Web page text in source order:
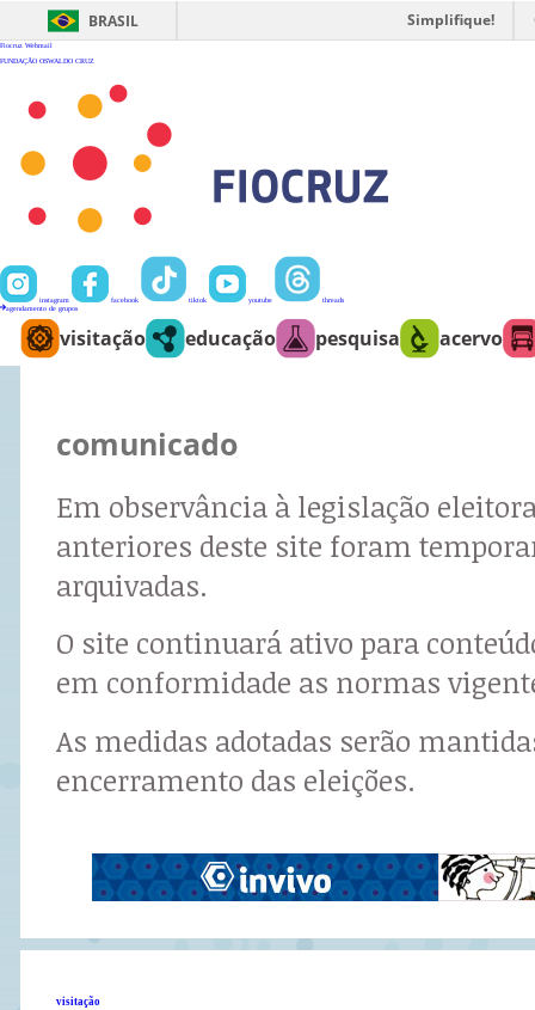
BRASIL Simplifique!
Fiocruz Webmail
FUNDAÇÃO OSWALDO CRUZ
instagram facebook tiktok youtube
threads
agendamento de grupos
visitação educação pesquisa acervo
comunicado
Em observância à legislação
anteriores deste site foram
arquivadas.
O site continuará ativo para
em conformidade as normas
As medidas adotadas serão
encerramento das eleições.
visitação